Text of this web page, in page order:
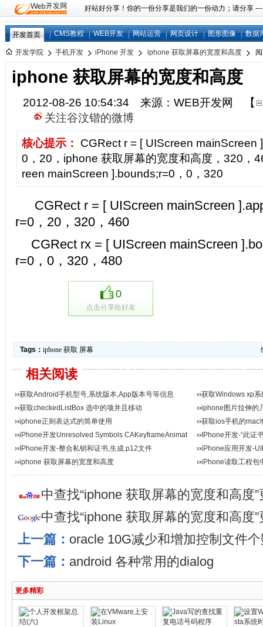
好站好分享！你的一份分享是我们的一份动力；请分享
开发首页 CMS教程 WEB开发 网站运营 网页设计 图形图像 数据
开发学院 手机开发 iPhone 开发 iphone 获取屏幕的宽度和高度
iphone 获取屏幕的宽度和高度
2012-08-26 10:54:34 来源：WEB开发网
【
关注谷汶锴的微博
核心提示：
CGRect r = [ UIScreen mainScreen
0，20，iphone 获取屏幕的宽度和高度，320，
reen mainScreen ].bounds;r=0，0，320
CGRect r = [ UIScreen mainScreen
r=0，20，320，460
CGRect rx = [ UIScreen mainScreen
r=0，0，320，480
0
点击分享给好友
Tags： iphone 获取 屏幕
相关阅读
››获取Android手机型号,系统版本,App版本号等信息 ››获取Windows xp
››获取checkedListBox 选中的项并且移动 ››iphone图片拉伸的
››iphone正则表达式的简单使用 ››获取ios手机的mac
››iPhone开发Unresolved Symbols CAKeyframeAnimat
i...
›› IPhone开发-“此证
›› IPhone开发-整合私钥和证书,生成.p12文件 ››iPhone应用开发-
››iphone 获取屏幕的宽度和高度 ››iPhone读取工程包
中查找“iphone 获取屏幕的宽度和高度
中查找“iphone 获取屏幕的宽度和高度
上一篇： oracle 10G减少和增加控制文件
下一篇： android 各种常用的dialog
更多精彩